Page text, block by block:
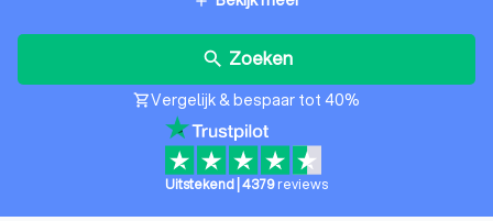
search Zoeken
shopping_cartVergelijk & bespaar tot 40%
Uitstekend 4379reviews